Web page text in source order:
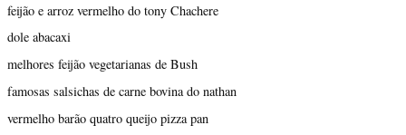
feijão e arroz vermelho do tony Chachere
dole abacaxi
melhores feijão vegetarianas de Bush
famosas salsichas de carne bovina do nathan
vermelho barão quatro queijo pizza pan